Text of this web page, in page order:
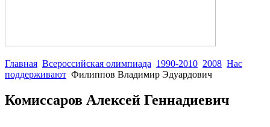
Главная Всероссийская олимпиада 1990-2010 2008 Нас
поддерживают Филиппов Владимир Эдуардович
Комиссаров Алексей Геннадиевич